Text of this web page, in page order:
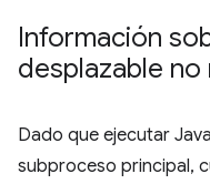
Información
desplazable no
Dado que ejecutar
subproceso principal,